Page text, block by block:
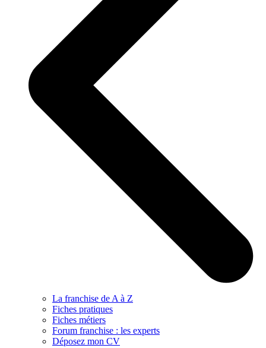
La franchise de A à Z
Fiches pratiques
Fiches métiers
Forum franchise : les experts
Déposez mon CV